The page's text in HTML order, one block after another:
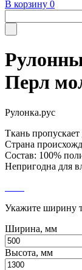
В корзину 0
Перл
Рулонка.рус
Ткань пропускает
Страна
Состав: 100%
Непригодна для
Укажите ширину
Ширина, мм
Высота, мм